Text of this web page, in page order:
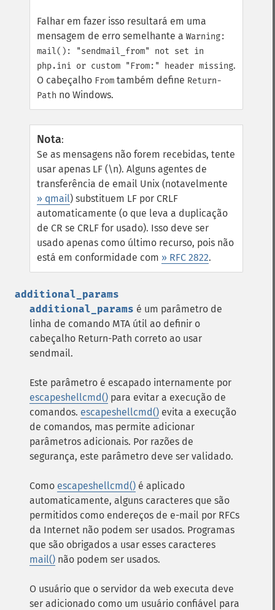
Falhar em fazer isso resultará em uma
mensagem de erro semelhante a Warning:
mail(): "sendmail_from" not set in
php.ini or custom "From:" header missing.
O cabeçalho From também define Return-
Path no Windows.
Nota:
Se as mensagens não forem recebidas, tente
usar apenas LF (\n). Alguns agentes de
transferência de email Unix (notavelmente
» qmail) substituem LF por CRLF
automaticamente (o que leva a duplicação
de CR se CRLF for usado). Isso deve ser
usado apenas como último recurso, pois não
está em conformidade com » RFC 2822.
additional_params
additional_params é um parâmetro de
linha de comando MTA útil ao definir o
cabeçalho Return-Path correto ao usar
sendmail.
Este parâmetro é escapado internamente por
escapeshellcmd() para evitar a execução de
comandos. escapeshellcmd() evita a execução
de comandos, mas permite adicionar
parâmetros adicionais. Por razões de
segurança, este parâmetro deve ser validado.
Como escapeshellcmd() é aplicado
automaticamente, alguns caracteres que são
permitidos como endereços de e-mail por RFCs
da Internet não podem ser usados. Programas
que são obrigados a usar esses caracteres
mail() não podem ser usados.
O usuário que o servidor da web executa deve
ser adicionado como um usuário confiável para